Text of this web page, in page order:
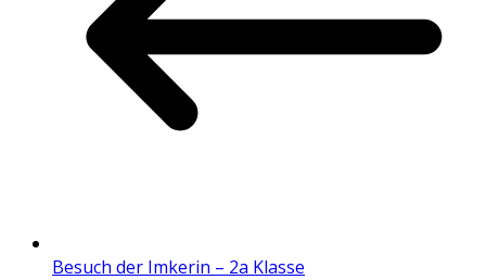
Besuch der Imkerin – 2a Klasse